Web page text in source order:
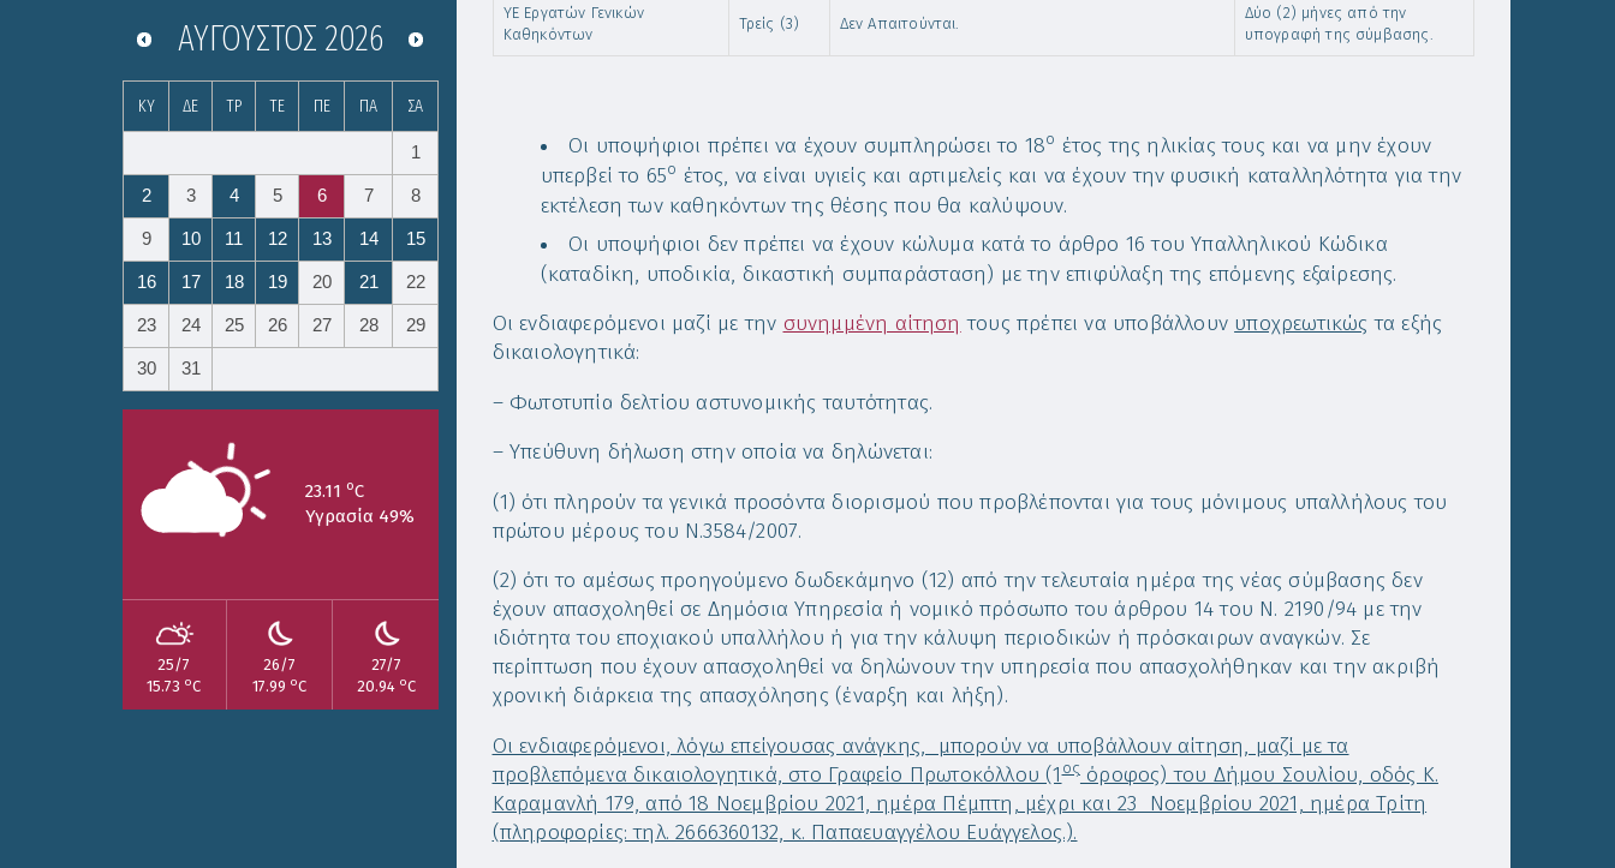
ΥΕ Εργατών Γενικών
Καθηκόντων
Τρείς (3) Δεν Απαιτούνται.
Δύο (2) μήνες από την
υπογραφή της σύμβασης.
Οι υποψήφιοι πρέπει να έχουν συμπληρώσει το 18ο έτος της ηλικίας τους και να μην έχουν
υπερβεί το 65ο έτος, να είναι υγιείς και αρτιμελείς και να έχουν την φυσική καταλληλότητα για την
εκτέλεση των καθηκόντων της θέσης που θα καλύψουν.
Οι υποψήφιοι δεν πρέπει να έχουν κώλυμα κατά το άρθρο 16 του Υπαλληλικού Κώδικα
(καταδίκη, υποδικία, δικαστική συμπαράσταση) με την επιφύλαξη της επόμενης εξαίρεσης.
Οι ενδιαφερόμενοι μαζί με την συνημμένη αίτηση τους πρέπει να υποβάλλουν υποχρεωτικώς τα εξής
δικαιολογητικά:
– Φωτοτυπία δελτίου αστυνομικής ταυτότητας.
– Υπεύθυνη δήλωση στην οποία να δηλώνεται:
(1) ότι πληρούν τα γενικά προσόντα διορισμού που προβλέπονται για τους μόνιμους υπαλλήλους του
πρώτου μέρους του Ν.3584/2007.
(2) ότι το αμέσως προηγούμενο δωδεκάμηνο (12) από την τελευταία ημέρα της νέας σύμβασης δεν
έχουν απασχοληθεί σε Δημόσια Υπηρεσία ή νομικό πρόσωπο του άρθρου 14 του Ν. 2190/94 με την
ιδιότητα του εποχιακού υπαλλήλου ή για την κάλυψη περιοδικών ή πρόσκαιρων αναγκών. Σε
περίπτωση που έχουν απασχοληθεί να δηλώνουν την υπηρεσία που απασχολήθηκαν και την ακριβή
χρονική διάρκεια της απασχόλησης (έναρξη και λήξη).
Οι ενδιαφερόμενοι, λόγω επείγουσας ανάγκης, μπορούν να υποβάλλουν αίτηση, μαζί με τα
προβλεπόμενα δικαιολογητικά, στο Γραφείο Πρωτοκόλλου (1οςόροφος) του Δήμου Σουλίου, οδός Κ.
Καραμανλή 179, από 18 Νοεμβρίου 2021, ημέρα Πέμπτη, μέχρι και 23 Νοεμβρίου 2021, ημέρα Τρίτη
(πληροφορίες: τηλ. 2666360132, κ. Παπαευαγγέλου Ευάγγελος.).
ΑΎΓΟΥΣΤΟΣ 2026
ΚΥ ΔΕ ΤΡ ΤΕ ΠΕ ΠΑ ΣΑ
1
2 3 4 5 6 7 8
9 10 11 12 13 14 15
16 17 18 19 20 21 22
23 24 25 26 27 28 29
30 31
23.11 oC
Υγρασία 49%
25/7
15.73 oC
26/7
17.99 oC
27/7
20.94 oC